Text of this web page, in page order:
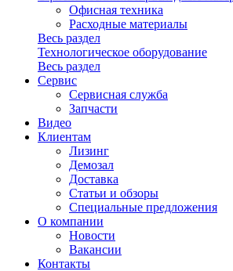
Офисная техника
Расходные материалы
Весь раздел
Технологическое оборудование
Весь раздел
Сервис
Сервисная служба
Запчасти
Видео
Клиентам
Лизинг
Демозал
Доставка
Статьи и обзоры
Специальные предложения
О компании
Новости
Вакансии
Контакты